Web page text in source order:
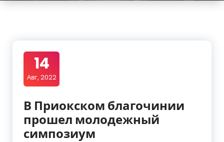
14
Авг, 2022
В Приокском благочинии
прошел молодежный
симпозиум